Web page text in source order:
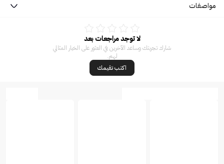
مواصفات
لا توجد مراجعات بعد
شارك تجربتك وساعد الآخرين في العثور على الخيار المثالي
لهم.
اكتب تقيمك